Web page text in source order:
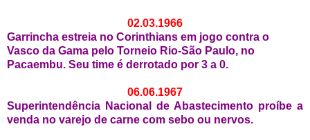
02.03.1966
Garrincha estreia no Corinthians em jogo contra o
Vasco da Gama pelo Torneio Rio-São Paulo, no
Pacaembu. Seu time é derrotado por 3 a 0.
06.06.1967
Superintendência Nacional de Abastecimento proíbe a
venda no varejo de carne com sebo ou nervos.